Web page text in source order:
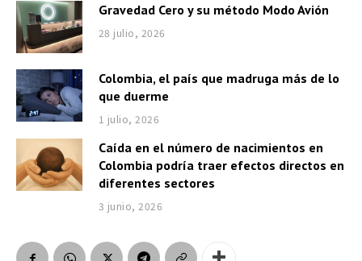
Gravedad Cero y su método Modo Avión
28 julio, 2026
Colombia, el país que madruga más de lo
que duerme
1 julio, 2026
Caída en el número de nacimientos en
Colombia podría traer efectos directos en
diferentes sectores
3 junio, 2026